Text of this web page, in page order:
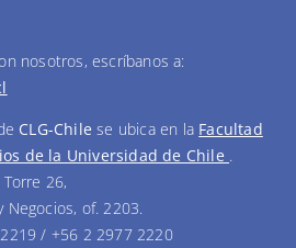
nosotros, escríbanos a:
CLG-Chile se ubica en la Facultad
de la Universidad de Chile .
Torre 26,
Negocios, of. 2203.
/ +56 2 2977 2220